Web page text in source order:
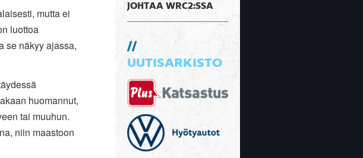
mutta ei
luottoa
se näkyy ajassa,
huomannut,
tai muuhun.
niin maastoon
JOHTAA WRC2:SSA
UUTISARKISTO